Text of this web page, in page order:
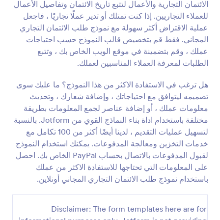
الائتمان التجارية والأعمال لتتبع تاريخ الائتمان وتفاصيل الأعمال
للعملاء التجاريين. إذا كنت تمتلك أو تدير عملًا تجاريًا ، فاجعل
عملية الاقتراض أكثر سهولة مع نموذج طلب الائتمان التجاري
المجاني. فقط قم بتخصيص قالب النموذج حسب احتياجات
عملك ، وقم بتضمينة في موقع الويب الخاص بك ، وتتبع
الطلبات لمعرفة العملاء المناسبين لعملك.
هل ترغب في الاستفادة الاكثر من هذا النموذج؟ ما عليك سوى
تصميمه ليتوافق مع احتياجاتك ، وإضافة شعارك ، وتحديث
معلومات عملك ، أو إضافة عناصر لجمع المعلومات بطريقة
مختلفة باستخدام اداة بناء النماذج القوي من Jotform. بالنسبة
لتسهيل عمليات التقديم ، لدينا أيضًا أكثر من 100 تكامل مع
خدمات التخزين ومعالجة المدفوعات. يمكنك استخدام النموذج
لقبول المدفوعات بالاتصال بحساب PayPal الخاص بك. احصل
على المعلومات التي تحتاجها للاستفادة الاكثر من عملك
باستخدام نموذج طلب الائتمان التجاري المجاني أونلاين.
Disclaimer: The form templates here are for
في مكان واحد. للمستخدمين الأكثر تقدمًا، يمكنك الدمج
مع جوجل درايف أو دروب بوكس أو وسائل الدفع التابعة
لجهة خارجية مثل ستريب أو باي بال لتحقيق أقصى
استفادة من المعلومات التي تجمعها. قم ببناء نموذج طلب
التمويل الذي يناسب عملك باستخدام قالب جوت فورم
المجاني عبر الإنترنت! "
معاينة